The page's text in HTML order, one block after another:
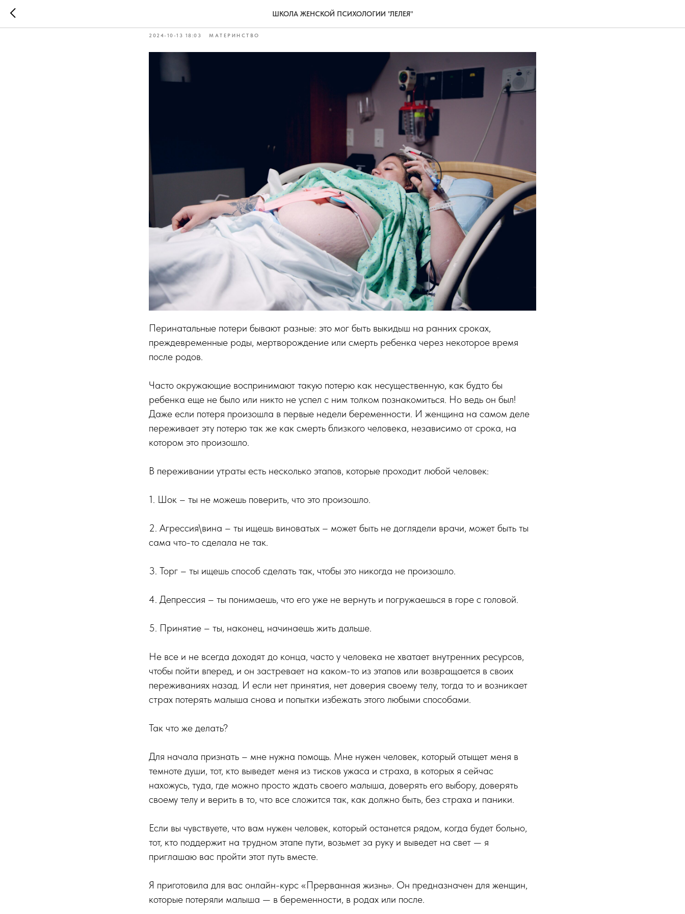
ШКОЛА ЖЕНСКОЙ ПСИХОЛОГИИ "ЛЕЛЕЯ"
Перинатальные потери
2024-10-13 18:03 МАТЕРИНСТВО
Перинатальные потери бывают разные: это мог быть выкидыш на ранних сроках,
преждевременные роды, мертворождение или смерть ребенка через некоторое время
после родов.
Часто окружающие воспринимают такую потерю как несущественную, как будто бы
ребенка еще не было или никто не успел с ним толком познакомиться. Но ведь он был!
Даже если потеря произошла в первые недели беременности. И женщина на самом деле
переживает эту потерю так же как смерть близкого человека, независимо от срока, на
котором это произошло.
В переживании утраты есть несколько этапов, которые проходит любой человек:
1. Шок – ты не можешь поверить, что это произошло.
2. Агрессия\вина – ты ищешь виноватых – может быть не доглядели врачи, может быть ты
сама что-то сделала не так.
3. Торг – ты ищешь способ сделать так, чтобы это никогда не произошло.
4. Депрессия – ты понимаешь, что его уже не вернуть и погружаешься в горе с головой.
5. Принятие – ты, наконец, начинаешь жить дальше.
Не все и не всегда доходят до конца, часто у человека не хватает внутренних ресурсов,
чтобы пойти вперед, и он застревает на каком-то из этапов или возвращается в своих
переживаниях назад. И если нет принятия, нет доверия своему телу, тогда то и возникает
страх потерять малыша снова и попытки избежать этого любыми способами.
Так что же делать?
Для начала признать – мне нужна помощь. Мне нужен человек, который отыщет меня в
темноте души, тот, кто выведет меня из тисков ужаса и страха, в которых я сейчас
нахожусь, туда, где можно просто ждать своего малыша, доверять его выбору, доверять
своему телу и верить в то, что все сложится так, как должно быть, без страха и паники.
Если вы чувствуете, что вам нужен человек, который останется рядом, когда будет больно,
тот, кто поддержит на трудном этапе пути, возьмет за руку и выведет на свет — я
приглашаю вас пройти этот путь вместе.
Я приготовила для вас онлайн-курс «Прерванная жизнь». Он предназначен для женщин,
которые потеряли малыша — в беременности, в родах или после.